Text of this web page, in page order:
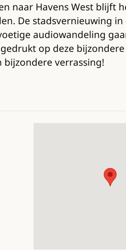
naar Havens West blijft
De stadsvernieuwing
audiowandeling
op deze
bijzondere verrassing!